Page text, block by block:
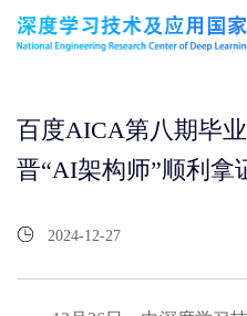
百度AICA第八期毕
晋“AI架构师”顺利拿
2024-12-27